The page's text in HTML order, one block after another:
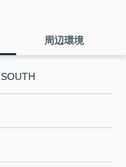
周辺環境